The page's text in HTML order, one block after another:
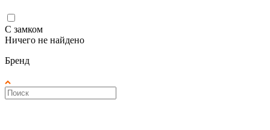
С замком
Ничего не найдено
Бренд